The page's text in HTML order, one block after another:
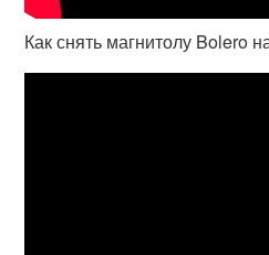
Как снять магнитолу Bolero